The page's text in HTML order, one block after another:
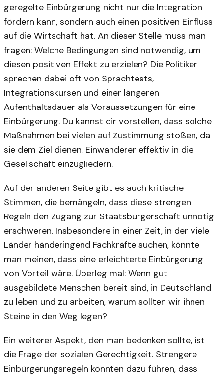
geregelte Einbürgerung nicht nur die Integration
fördern kann, sondern auch einen positiven Einfluss
auf die Wirtschaft hat. An dieser Stelle muss man
fragen: Welche Bedingungen sind notwendig, um
diesen positiven Effekt zu erzielen? Die Politiker
sprechen dabei oft von Sprachtests,
Integrationskursen und einer längeren
Aufenthaltsdauer als Voraussetzungen für eine
Einbürgerung. Du kannst dir vorstellen, dass solche
Maßnahmen bei vielen auf Zustimmung stoßen, da
sie dem Ziel dienen, Einwanderer effektiv in die
Gesellschaft einzugliedern.
Auf der anderen Seite gibt es auch kritische
Stimmen, die bemängeln, dass diese strengen
Regeln den Zugang zur Staatsbürgerschaft unnötig
erschweren. Insbesondere in einer Zeit, in der viele
Länder händeringend Fachkräfte suchen, könnte
man meinen, dass eine erleichterte Einbürgerung
von Vorteil wäre. Überleg mal: Wenn gut
ausgebildete Menschen bereit sind, in Deutschland
zu leben und zu arbeiten, warum sollten wir ihnen
Steine in den Weg legen?
Ein weiterer Aspekt, den man bedenken sollte, ist
die Frage der sozialen Gerechtigkeit. Strengere
Einbürgerungsregeln könnten dazu führen, dass